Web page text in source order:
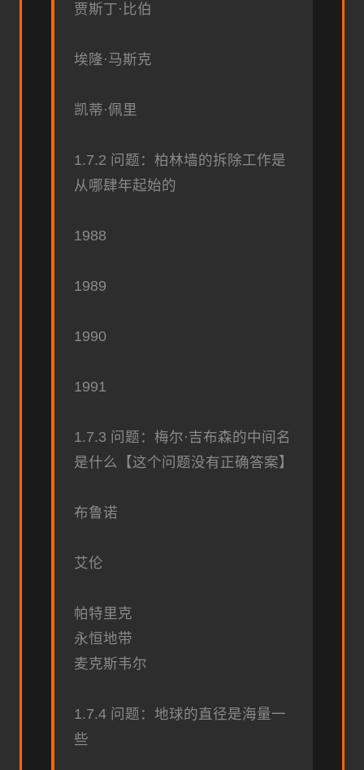
贾斯丁·比伯
埃隆·马斯克
凯蒂·佩里
1.7.2 问题：柏林墙的拆除工作是
从哪肆年起始的
1988
1989
1990
1991
1.7.3 问题：梅尔·吉布森的中间名
是什么【这个问题没有正确答案】
布鲁诺
艾伦
帕特里克
永恒地带
麦克斯韦尔
1.7.4 问题：地球的直径是海量一
些